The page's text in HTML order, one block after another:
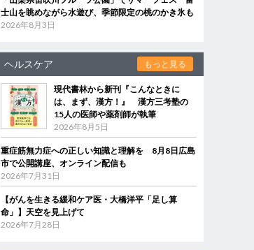
士山を眺めながら水遊び、季節限定の桃のかき氷も
2026年8月3日
ヘルスケア もっと見る
現代書林から新刊『こんなときに
は、まず、漢方！』 漢方三考塾の
15人の医師や薬剤師が執筆
2026年8月5日
重症筋無力症への正しい知識と理解を 8月8日広島
市で公開講座、オンライン配信も
2026年7月31日
【がんを生きる緩和ケア医・大橋洋平「足し算
命」】天空を見上げて
2026年7月28日